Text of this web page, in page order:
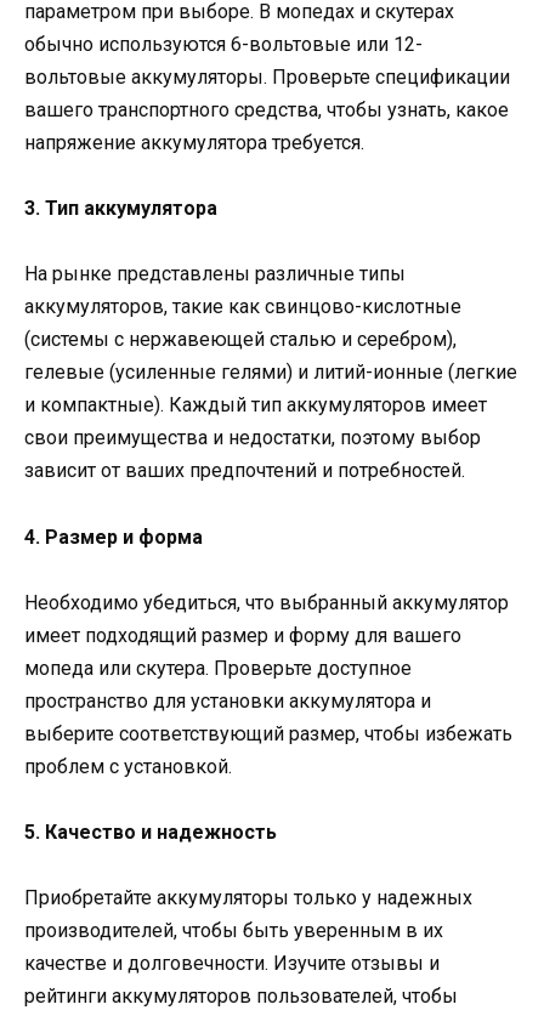
параметром при выборе. В мопедах и скутерах
обычно используются 6-вольтовые или 12-
вольтовые аккумуляторы. Проверьте спецификации
вашего транспортного средства, чтобы узнать, какое
напряжение аккумулятора требуется.
3. Тип аккумулятора
На рынке представлены различные типы
аккумуляторов, такие как свинцово-кислотные
(системы с нержавеющей сталью и серебром),
гелевые (усиленные гелями) и литий-ионные (легкие
и компактные). Каждый тип аккумуляторов имеет
свои преимущества и недостатки, поэтому выбор
зависит от ваших предпочтений и потребностей.
4. Размер и форма
Необходимо убедиться, что выбранный аккумулятор
имеет подходящий размер и форму для вашего
мопеда или скутера. Проверьте доступное
пространство для установки аккумулятора и
выберите соответствующий размер, чтобы избежать
проблем с установкой.
5. Качество и надежность
Приобретайте аккумуляторы только у надежных
производителей, чтобы быть уверенным в их
качестве и долговечности. Изучите отзывы и
рейтинги аккумуляторов пользователей, чтобы